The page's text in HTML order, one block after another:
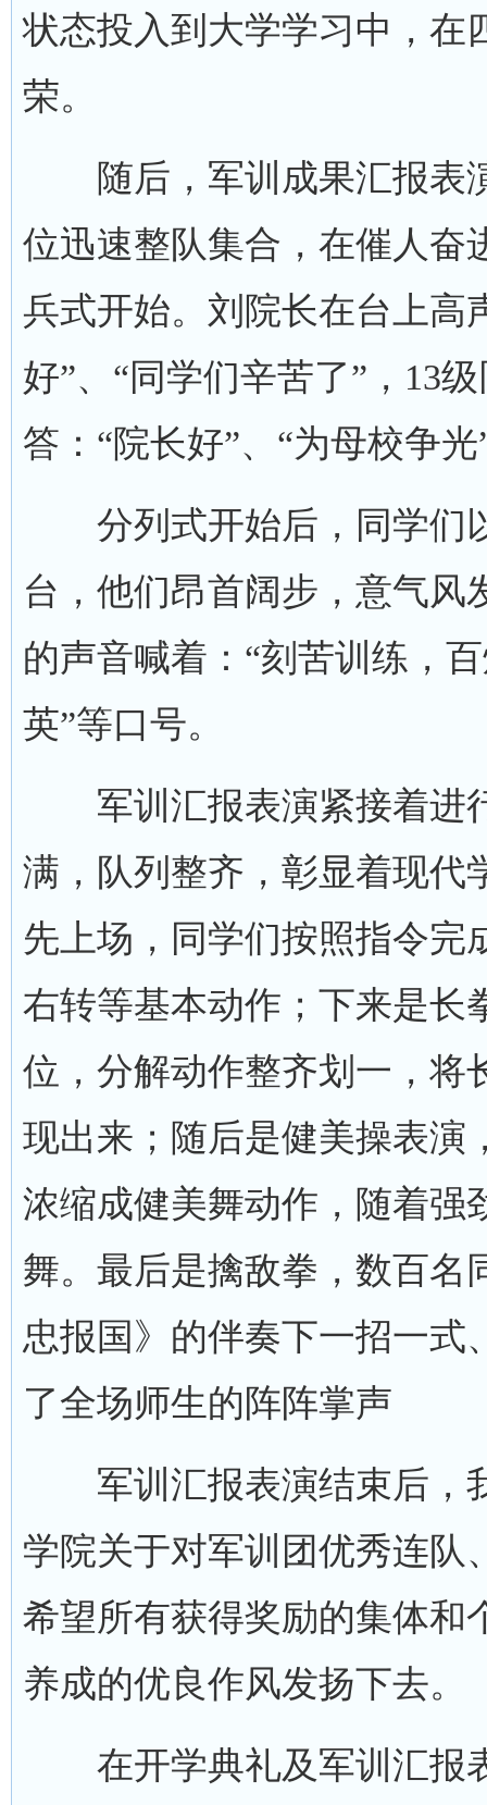
状态投入到大学学习中，在
荣。
随后，军训成果汇报表
位迅速整队集合，在催人奋
兵式开始。刘院长在台上高
好”、“同学们辛苦了”，13
答：“院长好”、“为母校争光
分列式开始后，同学们
台，他们昂首阔步，意气风
的声音喊着：“刻苦训练，
英”等口号。
军训汇报表演紧接着进
满，队列整齐，彰显着现代
先上场，同学们按照指令完
右转等基本动作；下来是长
位，分解动作整齐划一，将
现出来；随后是健美操表演
浓缩成健美舞动作，随着强
舞。最后是擒敌拳，数百名
忠报国》的伴奏下一招一式
了全场师生的阵阵掌声
军训汇报表演结束后，
学院关于对军训团优秀连队
希望所有获得奖励的集体和
养成的优良作风发扬下去。
在开学典礼及军训汇报